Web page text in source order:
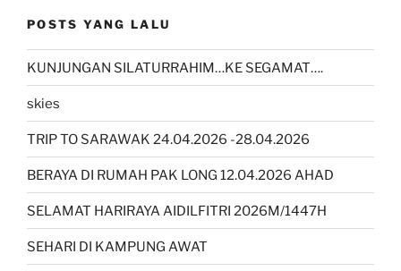
POSTS YANG LALU
KUNJUNGAN SILATURRAHIM…KE SEGAMAT….
skies
TRIP TO SARAWAK 24.04.2026 -28.04.2026
BERAYA DI RUMAH PAK LONG 12.04.2026 AHAD
SELAMAT HARIRAYA AIDILFITRI 2026M/1447H
SEHARI DI KAMPUNG AWAT